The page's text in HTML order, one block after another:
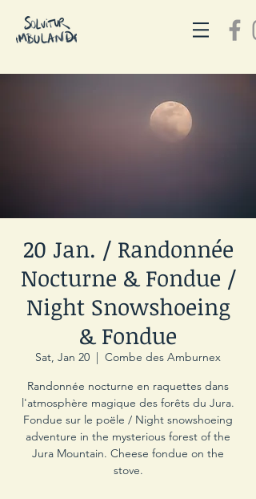
20 Jan. / Randonnée
Nocturne & Fondue /
Night Snowshoeing
& Fondue
Sat, Jan 20
  |
Combe des Amburnex
Randonnée nocturne en raquettes dans
l'atmosphère magique des forêts du Jura.
Fondue sur le poële / Night snowshoeing
adventure in the mysterious forest of the
Jura Mountain. Cheese fondue on the
stove.